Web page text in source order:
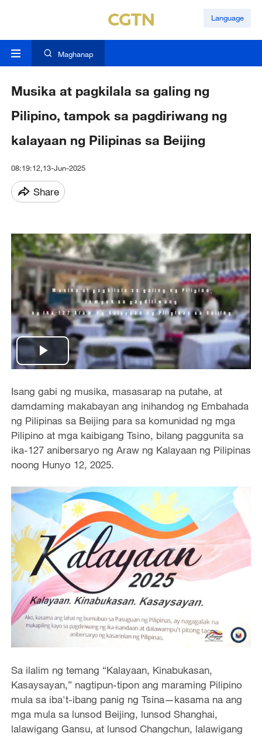
Language
Maghanap
Musika at pagkilala sa galing ng
Pilipino, tampok sa pagdiriwang ng
kalayaan ng Pilipinas sa Beijing
08:19:12,13-Jun-2025
Share
Play
Video
Isang gabi ng musika, masasarap na putahe, at
damdaming makabayan ang inihandog ng Embahada
ng Pilipinas sa Beijing para sa komunidad ng mga
Pilipino at mga kaibigang Tsino, bilang paggunita sa
ika-127 anibersaryo ng Araw ng Kalayaan ng Pilipinas
noong Hunyo 12, 2025.
Sa ilalim ng temang “Kalayaan, Kinabukasan,
Kasaysayan,” nagtipun-tipon ang maraming Pilipino
mula sa iba't-ibang panig ng Tsina—kasama na ang
mga mula sa lunsod Beijing, lunsod Shanghai,
lalawigang Gansu, at lunsod Changchun, lalawigang